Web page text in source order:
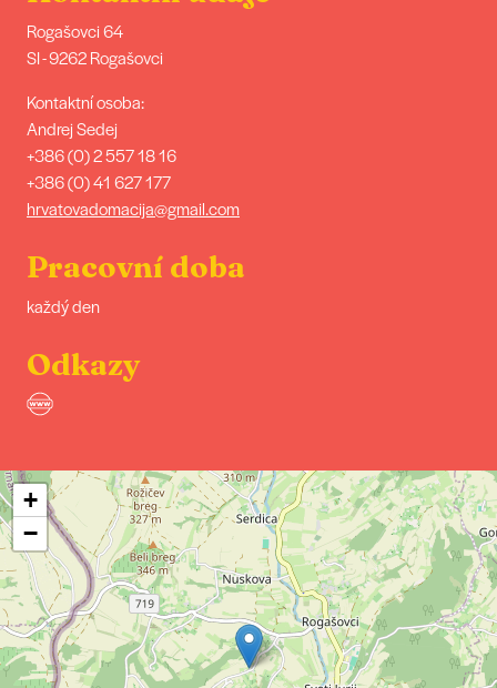
Rogašovci 64
SI - 9262 Rogašovci
Kontaktní osoba:
Andrej Sedej
+386 (0) 2 557 18 16
+386 (0) 41 627 177
hrvatovadomacija@gmail.com
Pracovní doba
každý den
Odkazy
+
−